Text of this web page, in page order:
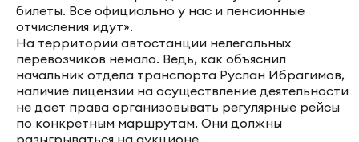
билеты. Все официально у нас и пенсионные
отчисления идут».
На территории автостанции нелегальных
перевозчиков немало. Ведь, как объяснил
начальник отдела транспорта Руслан Ибрагимов,
наличие лицензии на осуществление деятельности
не дает права организовывать регулярные рейсы
по конкретным маршрутам. Они должны